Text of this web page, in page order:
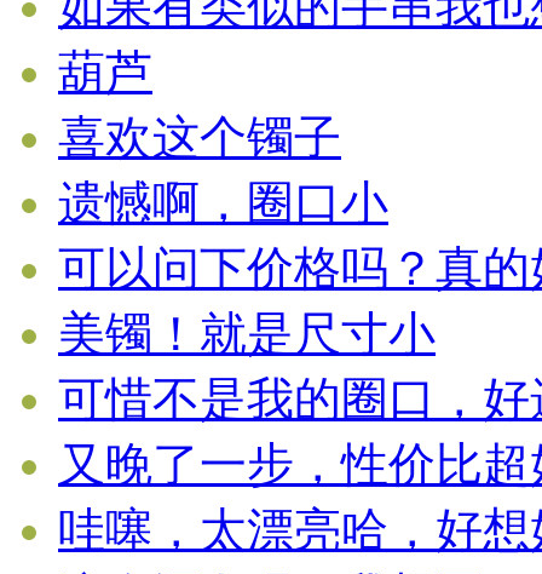
葫芦
喜欢这个镯子
遗憾啊，圈口小
可以问下价格吗？真的
美镯！就是尺寸小
可惜不是我的圈口，好
又晚了一步，性价比超
哇噻，太漂亮哈，好想